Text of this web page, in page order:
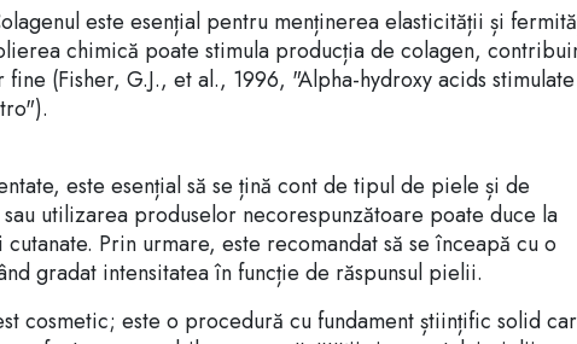
este esențial pentru menținerea elasticității și
chimică poate stimula producția de colagen,
(Fisher, G.J., et al., 1996, "Alpha-hydroxy acids stimulate
este esențial să se țină cont de tipul de piele și de
utilizarea produselor necorespunzătoare poate duce la
Prin urmare, este recomandat să se înceapă cu o
gradat intensitatea în funcție de răspunsul pielii.
cosmetic; este o procedură cu fundament științific solid